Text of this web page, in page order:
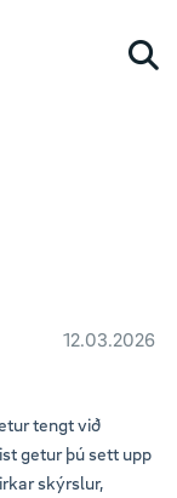
12.03.2026
tengt við
getur þú sett upp
skýrslur,